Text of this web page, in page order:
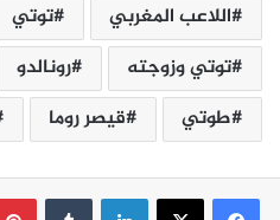
اللاعب المغربي
توتي
توتي وزوجته
رونالدو
طوتي
قيصر روما
لينكدإن